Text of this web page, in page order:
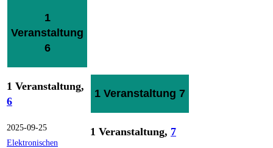
1
Veranstaltung
6
1 Veranstaltung,
6
2025-09-25
Elektronischen
1 Veranstaltung 7
1 Veranstaltung, 7